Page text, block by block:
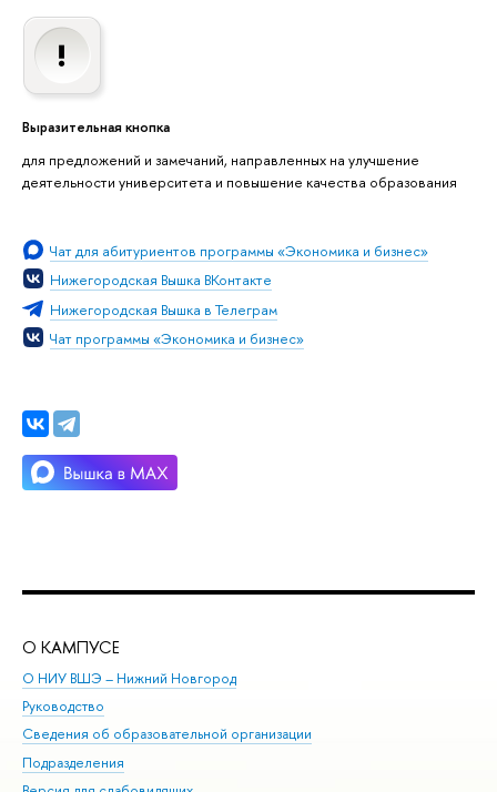
Выразительная кнопка
для предложений и замечаний, направленных на улучшение
деятельности университета и повышение качества образования
Чат для абитуриентов программы «Экономика и бизнес»
Нижегородская Вышка ВКонтакте
Нижегородская Вышка в Телеграм
Чат программы «Экономика и бизнес»
О КАМПУСЕ
О НИУ ВШЭ – Нижний Новгород
Руководство
Сведения об образовательной организации
Подразделения